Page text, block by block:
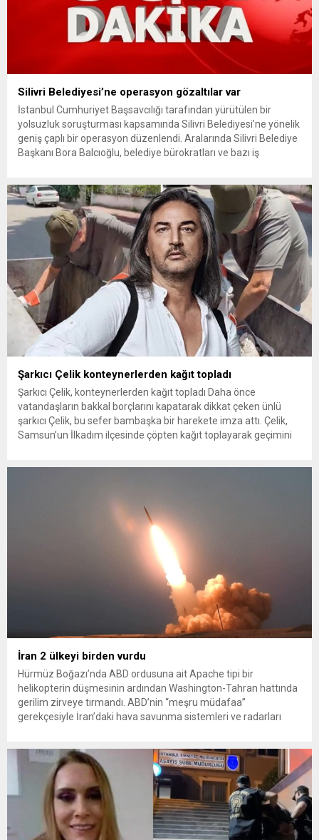
Silivri Belediyesi’ne operasyon gözaltılar var
İstanbul Cumhuriyet Başsavcılığı tarafından yürütülen bir
yolsuzluk soruşturması kapsamında Silivri Belediyesi’ne yönelik
geniş çaplı bir operasyon düzenlendi. Aralarında Silivri Belediye
Başkanı Bora Balcıoğlu, belediye bürokratları ve bazı iş
inceleme ve arama çalışmaları devam ediyor. İstanbul’da...
Şarkıcı Çelik konteynerlerden kağıt topladı
Şarkıcı Çelik, konteynerlerden kağıt topladı Daha önce
vatandaşların bakkal borçlarını kapatarak dikkat çeken ünlü
şarkıcı Çelik, bu sefer bambaşka bir harekete imza attı. Çelik,
Samsun’un İlkadım ilçesinde çöpten kağıt toplayarak geçimini
İran 2 ülkeyi birden vurdu
Hürmüz Boğazı’nda ABD ordusuna ait Apache tipi bir
helikopterin düşmesinin ardından Washington-Tahran hattında
gerilim zirveye tırmandı. ABD’nin “meşru müdafaa”
gerekçesiyle İran’daki hava savunma sistemleri ve radarları
yeni bir ABD saldırısına anında yanıt verileceğini duyurdu....